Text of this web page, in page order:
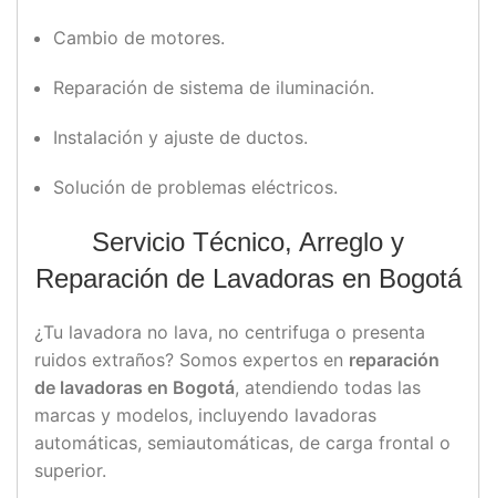
Cambio de motores.
Reparación de sistema de iluminación.
Instalación y ajuste de ductos.
Solución de problemas eléctricos.
Servicio Técnico, Arreglo y
Reparación de Lavadoras en Bogotá
¿Tu lavadora no lava, no centrifuga o presenta
ruidos extraños? Somos expertos en reparación
de lavadoras en Bogotá, atendiendo todas las
marcas y modelos, incluyendo lavadoras
automáticas, semiautomáticas, de carga frontal o
superior.